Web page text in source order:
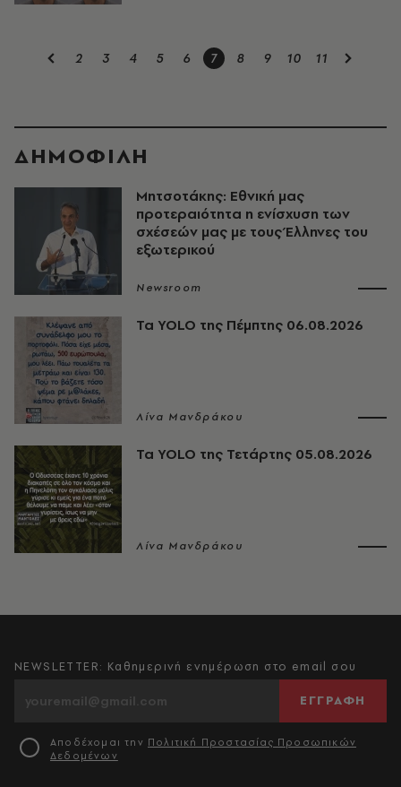
2 3 4 5 6 7 8 9 10 11
ΔΗΜΟΦΙΛΗ
Μητσοτάκης: Εθνική μας
προτεραιότητα η ενίσχυση των
σχέσεών μας με τους Έλληνες του
εξωτερικού
Newsroom
Τα YOLO της Πέμπτης 06.08.2026
Λίνα Μανδράκου
Τα YOLO της Τετάρτης 05.08.2026
Λίνα Μανδράκου
NEWSLETTER: Καθημερινή ενημέρωση στο email σου
ΕΓΓΡΑΦΗ
Αποδέχομαι την Πολιτική Προστασίας Προσωπικών
Δεδομένων